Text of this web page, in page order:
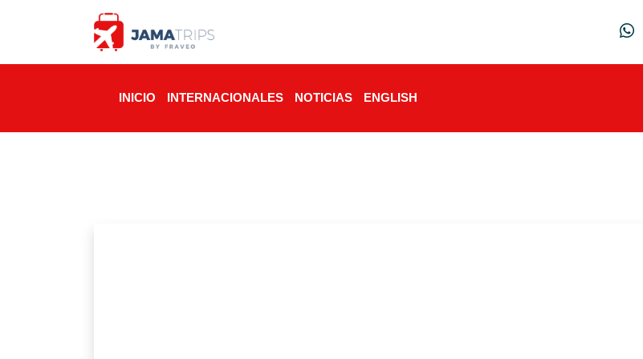
INICIO INTERNACIONALES NOTICIAS ENGLISH